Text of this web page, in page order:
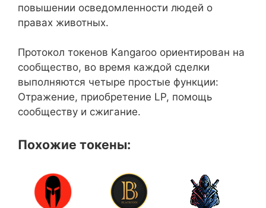
повышении осведомленности людей о
правах животных.
Протокол токенов Kangaroo ориентирован на
сообщество, во время каждой сделки
выполняются четыре простые функции:
Отражение, приобретение LP, помощь
сообществу и сжигание.
Похожие токены: